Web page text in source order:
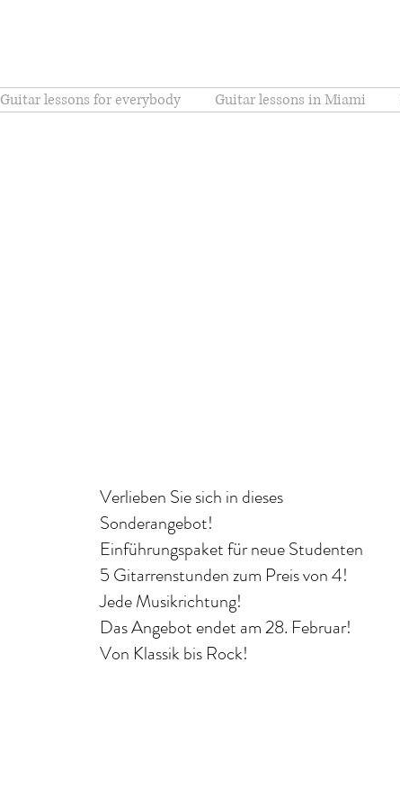
Guitar lessons for everybody Guitar lessons in Miami
Verlieben Sie sich in dieses
Sonderangebot!
Einführungspaket für neue Studenten
5 Gitarrenstunden zum Preis von 4!
Jede Musikrichtung!
Das Angebot endet am 28. Februar!
Von Klassik bis Rock!